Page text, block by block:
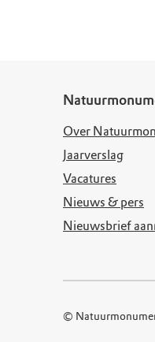
Over
Jaarverslag
Vacatures
Nieuws & pers
Nieuwsbrief
©